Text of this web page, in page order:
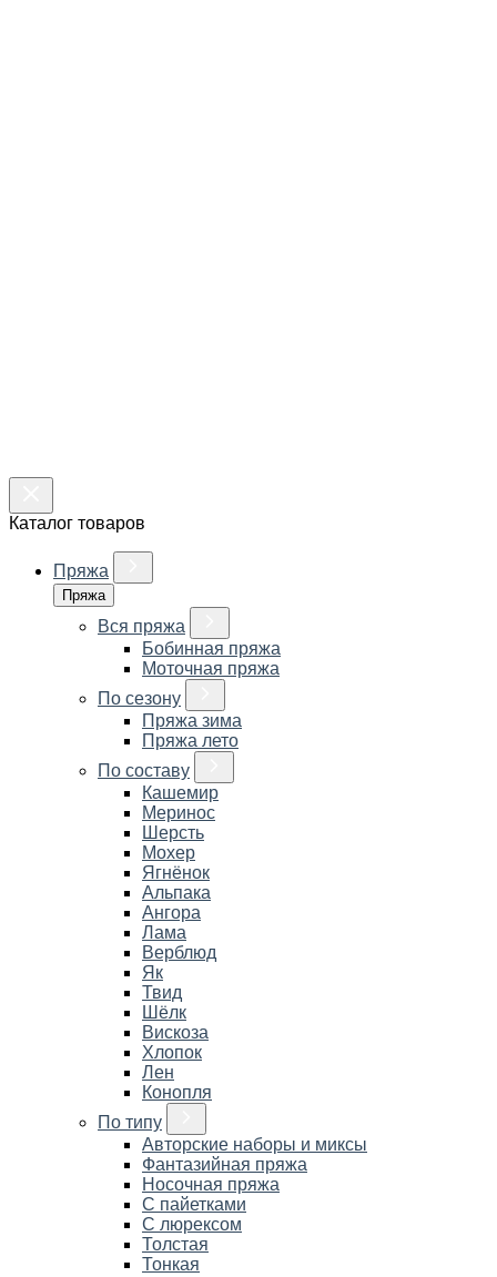
Каталог товаров
Пряжа
Пряжа
Вся пряжа
Бобинная пряжа
Моточная пряжа
По сезону
Пряжа зима
Пряжа лето
По составу
Кашемир
Меринос
Шерсть
Мохер
Ягнёнок
Альпака
Ангора
Лама
Верблюд
Як
Твид
Шёлк
Вискоза
Хлопок
Лен
Конопля
По типу
Авторские наборы и миксы
Фантазийная пряжа
Носочная пряжа
С пайетками
С люрексом
Толстая
Тонкая